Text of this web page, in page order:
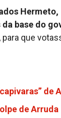
Hermeto,
base do
que
de
de Arruda